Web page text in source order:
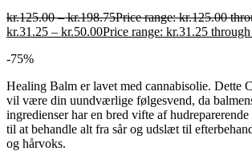
kr.125.00 – kr.198.75Price range: kr.125.00
kr.31.25 – kr.50.00Price range: kr.31.25
-75%
Healing Balm er lavet med cannabisolie. Dette
vil være din uundværlige følgesvend, da
ingredienser har en bred vifte af
til at behandle alt fra sår og udslæt til
og hårvoks.